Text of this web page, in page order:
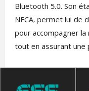
Bluetooth 5.0. Son
NFCA, permet lui de
pour accompagner
tout en assurant une